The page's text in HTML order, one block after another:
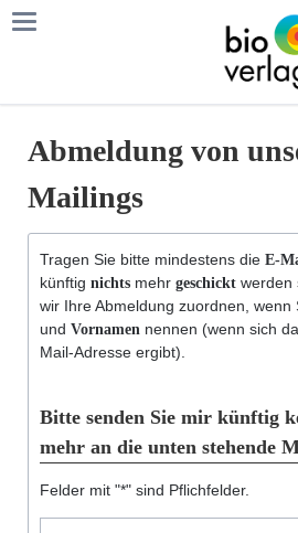
Abmeldung von
Mailings
Tragen Sie bitte mindestens die E-
künftig nichtsmehr geschicktwerden
wir Ihre Abmeldung zuordnen, wenn
und Vornamennennen (wenn sich
Mail-Adresse ergibt).
Bitte senden Sie mir künftig
mehr an die unten stehende
Felder mit "*" sind Pflichfelder.